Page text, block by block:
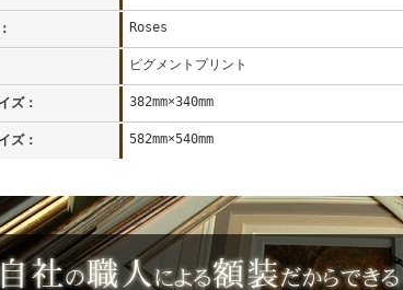
Roses
ピグメントプリント
ズ： 382mm×340mm
ズ： 582mm×540mm